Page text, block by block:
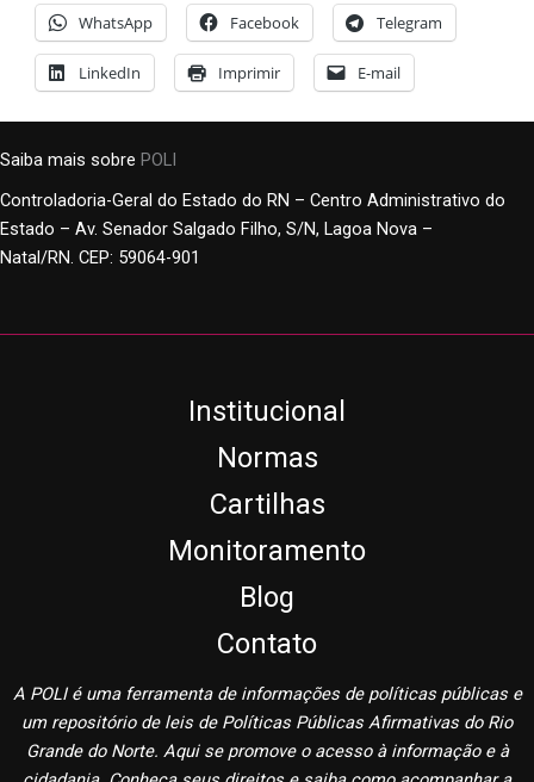
WhatsApp Facebook Telegram
LinkedIn Imprimir E-mail
Saiba mais sobre POLI
Controladoria-Geral do Estado do RN – Centro Administrativo do
Estado – Av. Senador Salgado Filho, S/N, Lagoa Nova –
Natal/RN. CEP: 59064-901
Institucional
Normas
Cartilhas
Monitoramento
Blog
Contato
A POLI é uma ferramenta de informações de políticas públicas e
um repositório de leis de Políticas Públicas Afirmativas do Rio
Grande do Norte. Aqui se promove o acesso à informação e à